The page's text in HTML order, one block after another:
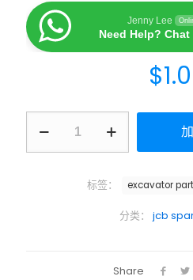
Jenny Lee
Need Help?
$
分类： jcb
标签： excavator
Share